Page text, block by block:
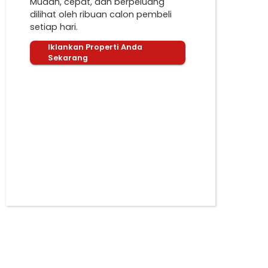
dilihat oleh ribuan calon pembeli
setiap hari.
Iklankan Properti Anda
Sekarang